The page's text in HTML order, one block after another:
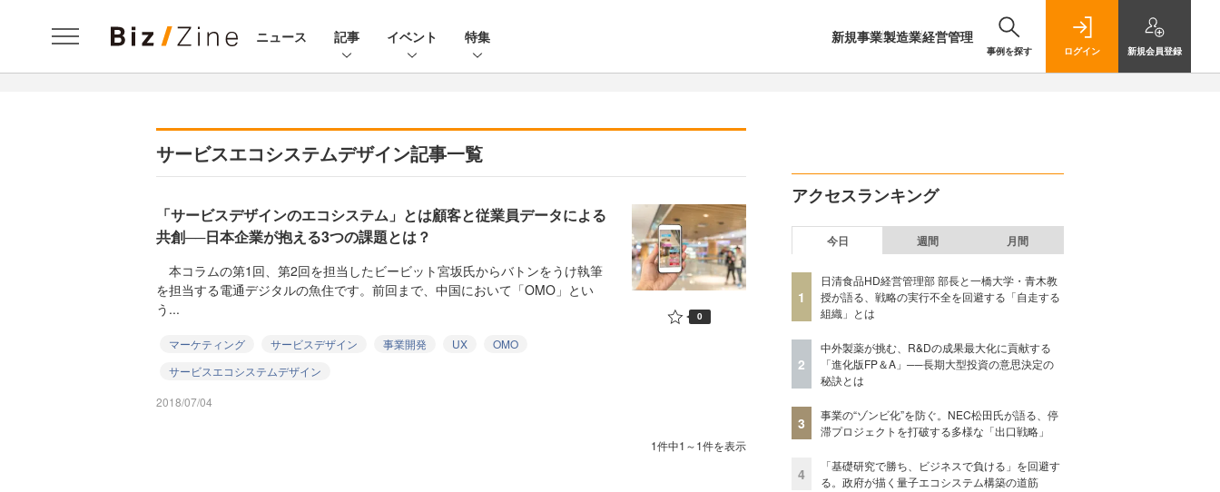
ニュース 記事 イベント 特集 新規事業製造業経営管理
事例を探す ログイン 新規会員登録
サービスエコシステムデザイン記事一覧
「サービスデザインのエコシステム」とは顧客と従業員データによる
共創──日本企業が抱える3つの課題とは？
本コラムの第1回、第2回を担当したビービット宮坂氏からバトンをうけ執筆
を担当する電通デジタルの魚住です。前回まで、中国において「OMO」とい
う...
マーケティング サービスデザイン 事業開発 UX
OMO
サービスエコシステムデザイン
2018/07/04
0
1件中1～1件を表示
アクセスランキング
今日 週間 月間
1
日清食品HD経営管理部 部長と一橋大学・青木教
授が語る、戦略の実行不全を回避する「自走する
組織」とは
2
中外製薬が挑む、R&Dの成果最大化に貢献する
「進化版FP＆A」──長期大型投資の意思決定の
秘訣とは
3
事業の“ゾンビ化”を防ぐ。NEC松田氏が語る、停
滞プロジェクトを打破する多様な「出口戦略」
4
「基礎研究で勝ち、ビジネスで負ける」を回避す
る。政府が描く量子エコシステム構築の道筋